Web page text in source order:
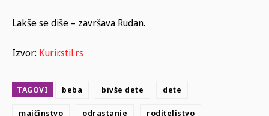
Lakše se diše – završava Rudan.
Izvor: Kurir.stil.rs
TAGOVI beba bivše dete dete
majčinstvo odrastanje roditeljstvo